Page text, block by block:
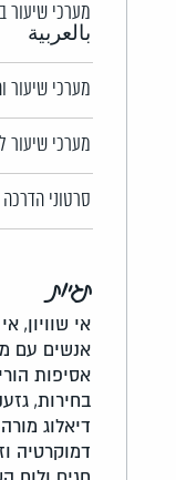
מערכי
بالعربية
מערכי שיעור
מערכי שיעור
סרטוני הדרכה
תגיות
אי שוויון,
אנשים עם
אסיפות
בחירות,
דיאלוג
דמוקרטיה